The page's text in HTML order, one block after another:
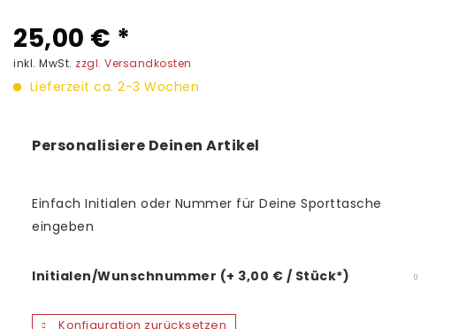
25,00 € *
inkl. MwSt. zzgl. Versandkosten
Lieferzeit ca. 2-3 Wochen
Personalisiere Deinen Artikel
Einfach Initialen oder Nummer für Deine Sporttasche
eingeben
Initialen/Wunschnummer (+ 3,00 € / Stück*)
Konfiguration zurücksetzen